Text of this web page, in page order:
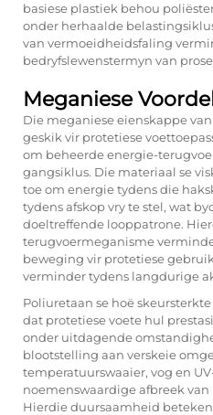
basiese plastiek behou
onder herhaalde
van vermoeidheidsfaling
bedryfslewenstermyn van
Meganiese
Die meganiese eienskappe
geskik vir protetiese
om beheerde energie-
gangsiklus. Die materiaal se
toe om energie tydens die
tydens afskop vry te stel, wat
doeltreffende looppatrone.
terugvoermeganisme
beweging vir protetiese
verminder tydens langdurige
Poliuretaan se hoë
dat protetiese voete hul
onder uitdagende
blootstelling aan verskeie
temperatuurswaaier, vog en
noemenswaardige afbreek
Hierdie duursaamheid